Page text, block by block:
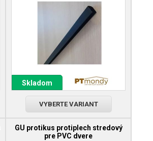
Skladom
VYBERTE VARIANT
GU protikus protiplech stredový
pre PVC dvere